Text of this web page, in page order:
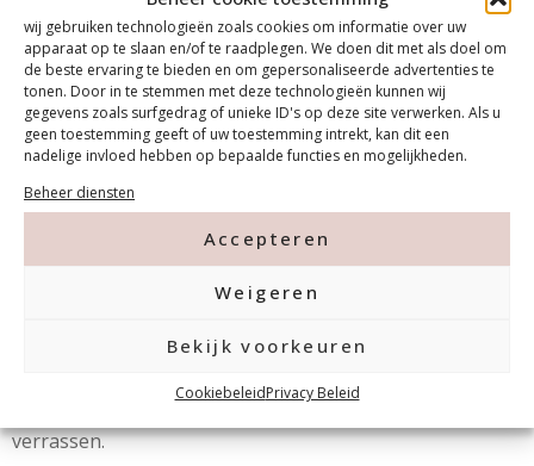
wij gebruiken technologieën zoals cookies om informatie over uw
apparaat op te slaan en/of te raadplegen. We doen dit met als doel om
de beste ervaring te bieden en om gepersonaliseerde advertenties te
tonen. Door in te stemmen met deze technologieën kunnen wij
gegevens zoals surfgedrag of unieke ID's op deze site verwerken. Als u
geen toestemming geeft of uw toestemming intrekt, kan dit een
nadelige invloed hebben op bepaalde functies en mogelijkheden.
Beheer diensten
Accepteren
Weigeren
Bekijk voorkeuren
CookiebeleidPrivacy Beleid
Waarom nailart leren bij MF Academy?
Bij MF Academy krijg je de kans om nailart te leren van
ervaren professionals in een inspirerende en
ondersteunende omgeving. Wij bieden:
Persoonlijke begeleiding in kleine groepen.
Hoogwaardige materialen van merken zoals
Magnetic Nail Design en Urban Nails.
Praktische tips en tricks die je direct kunt
toepassen in jouw salon.
nageldesigns waarmee je klanten keer op keer zult
verrassen.